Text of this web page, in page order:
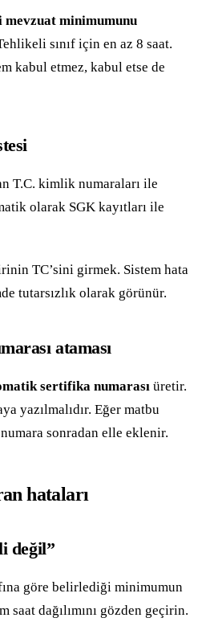
mevzuat minimumunu
sınıf için en az 8 saat.
kabul etmez, kabul etse de
T.C. kimlik numaraları ile
olarak SGK kayıtları ile
TC’sini girmek. Sistem hata
tutarsızlık olarak görünür.
ataması
sertifika numarası üretir.
yazılmalıdır. Eğer matbu
sonradan elle eklenir.
hataları
değil”
göre belirlediği minimumun
saat dağılımını gözden geçirin.